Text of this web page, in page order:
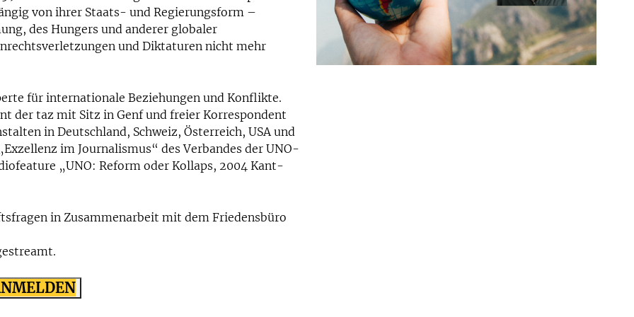
von ihrer Staats- und Regierungsform –
des Hungers und anderer globaler
und Diktaturen nicht mehr
für internationale Beziehungen und Konflikte.
der taz mit Sitz in Genf und freier Korrespondent
in Deutschland, Schweiz, Österreich, USA und
im Journalismus“ des Verbandes der UNO-
„UNO: Reform oder Kollaps, 2004 Kant-
in Zusammenarbeit mit dem Friedensbüro